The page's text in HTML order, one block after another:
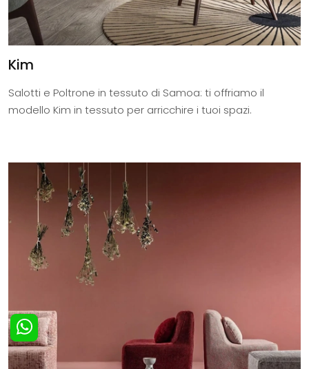
Kim
Salotti e Poltrone in tessuto di Samoa: ti offriamo il
modello Kim in tessuto per arricchire i tuoi spazi.